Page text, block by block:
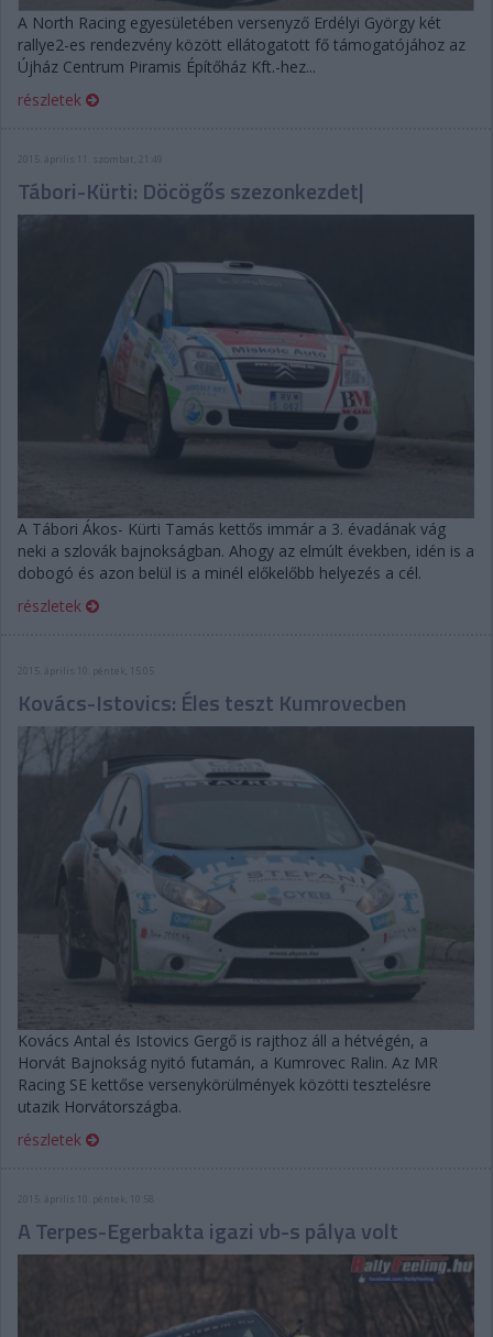
A North Racing egyesületében versenyző Erdélyi György két
rallye2-es rendezvény között ellátogatott fő támogatójához az
Újház Centrum Piramis Építőház Kft.-hez...
részletek
2015. április 11. szombat, 21:49
Tábori-Kürti: Döcögős szezonkezdet|
A Tábori Ákos- Kürti Tamás kettős immár a 3. évadának vág
neki a szlovák bajnokságban. Ahogy az elmúlt években, idén is a
dobogó és azon belül is a minél előkelőbb helyezés a cél.
részletek
2015. április 10. péntek, 15:05
Kovács-Istovics: Éles teszt Kumrovecben
Kovács Antal és Istovics Gergő is rajthoz áll a hétvégén, a
Horvát Bajnokság nyitó futamán, a Kumrovec Ralin. Az MR
Racing SE kettőse versenykörülmények közötti tesztelésre
utazik Horvátországba.
részletek
2015. április 10. péntek, 10:58
A Terpes-Egerbakta igazi vb-s pálya volt